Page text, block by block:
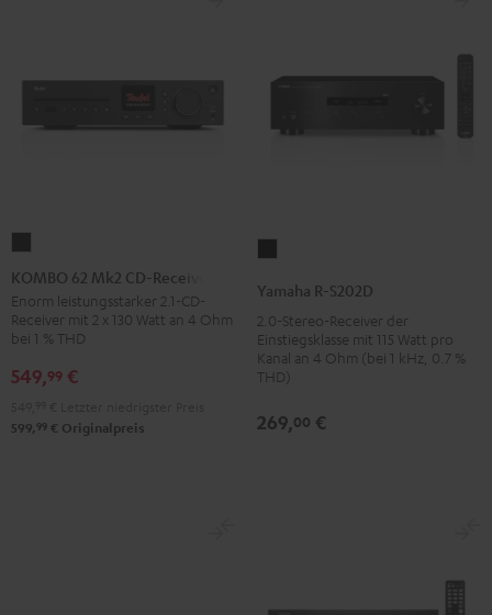
62
Mk2
CD-
Receiver
Night
KOMBO 62 Mk2 CD-Receiver
Enorm leistungsstarker 2.1-CD-
Receiver mit 2 x 130 Watt an 4 Ohm
bei 1 % THD
549,99 €
599, 99 € Originalpreis
Schwarz
Yamaha R-S202D
2.0-Stereo-Receiver der
Einstiegsklasse mit 115 Watt pro
Kanal an 4 Ohm (bei 1 kHz, 0.7 %
THD)
269,00 €